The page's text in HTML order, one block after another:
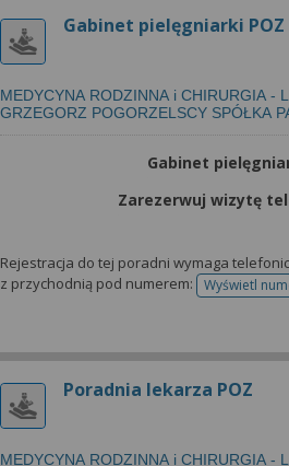
Gabinet pielęgniarki POZ
MEDYCYNA RODZINNA i CHIRURGIA -
GRZEGORZ POGORZELSCY SPÓŁKA
Gabinet
Zarezerwuj wizytę
Rejestracja do tej poradni wymaga
z przychodnią pod numerem:
Wyświetl
Poradnia lekarza POZ
MEDYCYNA RODZINNA i CHIRURGIA -